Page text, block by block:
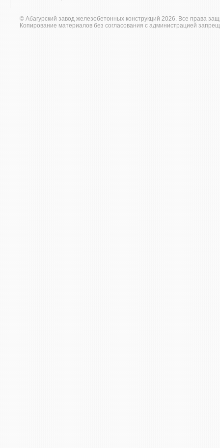
© Абагурский завод железобетонных конструкций 2026. Все права
Копирование материалов без согласования с администрацией